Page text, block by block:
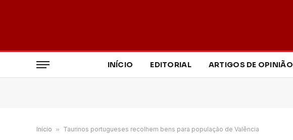
INÍCIO EDITORIAL ARTIGOS DE OPINIÃO
Início » Taurinos portugueses recolhem bens para população de Valência